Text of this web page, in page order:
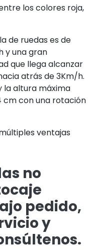
los colores roja,
de ruedas es de
y una gran
que llega alcanzar
atrás de 3Km/h.
la altura máxima
cm con una rotación
ventajas
no
pedido,
y